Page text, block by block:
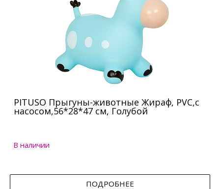
PITUSO Прыгуны-животные Жираф, PVC,с
насосом,56*28*47 см, Голубой
В наличии
ПОДРОБНЕЕ